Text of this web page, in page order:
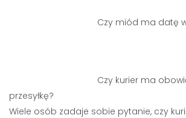
Czy miód ma datę
Czy kurier ma
przesyłkę?
Wiele osób zadaje sobie pytanie, czy